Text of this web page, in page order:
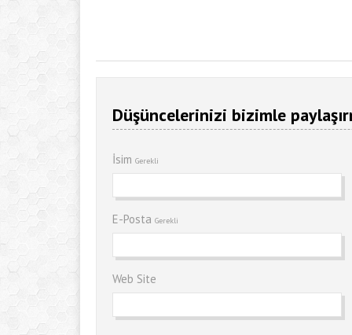
Düşüncelerinizi bizimle
İsim Gerekli
E-Posta Gerekli
Web Site